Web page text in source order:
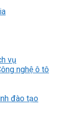
vụ
nghệ ô tô
đào tạo